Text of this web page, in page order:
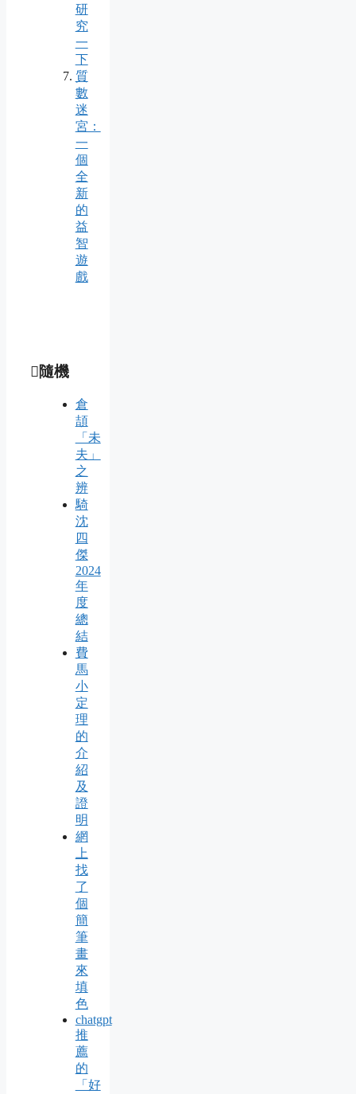
研
究
一
下
質
數
迷
宮：
一
個
全
新
的
益
智
遊
戲
隨機
倉
頡
「未
夫」
之
辨
騎
沈
四
傑
2024
年
度
總
結
費
馬
小
定
理
的
介
紹
及
證
明
網
上
找
了
個
簡
筆
畫
來
填
色
chatgpt
推
薦
的
「好